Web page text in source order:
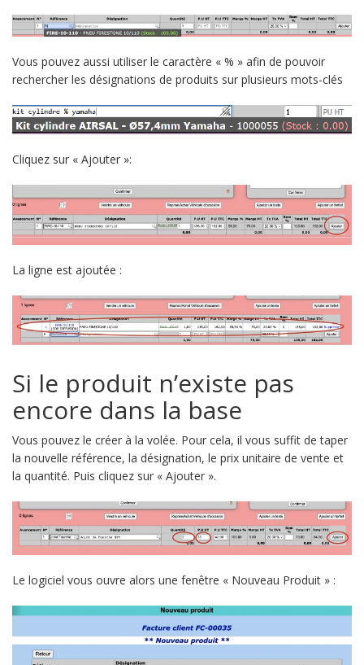
Vous pouvez aussi utiliser le caractère « % » afin de pouvoir
rechercher les désignations de produits sur plusieurs mots-clés
Cliquez sur « Ajouter »:
La ligne est ajoutée :
Si le produit n’existe pas
encore dans la base
Vous pouvez le créer à la volée. Pour cela, il vous suffit de taper
la nouvelle référence, la désignation, le prix unitaire de vente et
la quantité. Puis cliquez sur « Ajouter ».
Le logiciel vous ouvre alors une fenêtre « Nouveau Produit » :